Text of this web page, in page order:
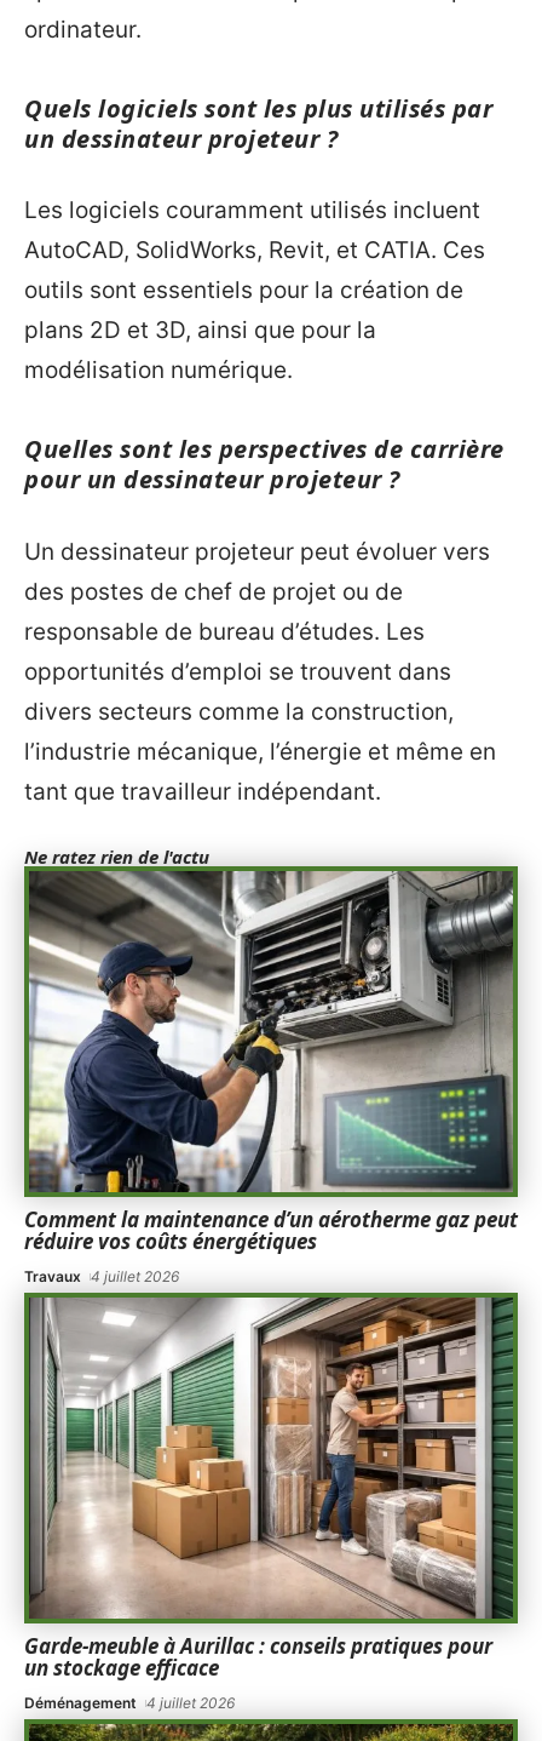
ordinateur.
Quels logiciels sont les plus utilisés par
un dessinateur projeteur ?
Les logiciels couramment utilisés incluent
AutoCAD, SolidWorks, Revit, et CATIA. Ces
outils sont essentiels pour la création de
plans 2D et 3D, ainsi que pour la
modélisation numérique.
Quelles sont les perspectives de carrière
pour un dessinateur projeteur ?
Un dessinateur projeteur peut évoluer vers
des postes de chef de projet ou de
responsable de bureau d’études. Les
opportunités d’emploi se trouvent dans
divers secteurs comme la construction,
l’industrie mécanique, l’énergie et même en
tant que travailleur indépendant.
Ne ratez rien de l'actu
Comment la maintenance d’un aérotherme gaz peut
réduire vos coûts énergétiques
Travaux 4 juillet 2026
Garde-meuble à Aurillac : conseils pratiques pour
un stockage efficace
Déménagement 4 juillet 2026